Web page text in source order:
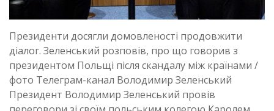
Президенти досягли домовленості продовжити
діалог. Зеленський розповів, про що говорив з
президентом Польщі після скандалу між країнами /
фото Телеграм-канал Володимир Зеленський
Президент Володимир Зеленський провів